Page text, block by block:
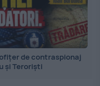
de contraspionaj
și Teroriști